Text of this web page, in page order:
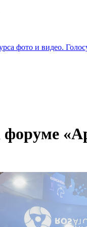
фото и видео.
форуме